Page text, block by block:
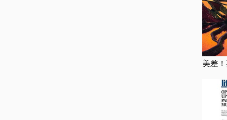
美差